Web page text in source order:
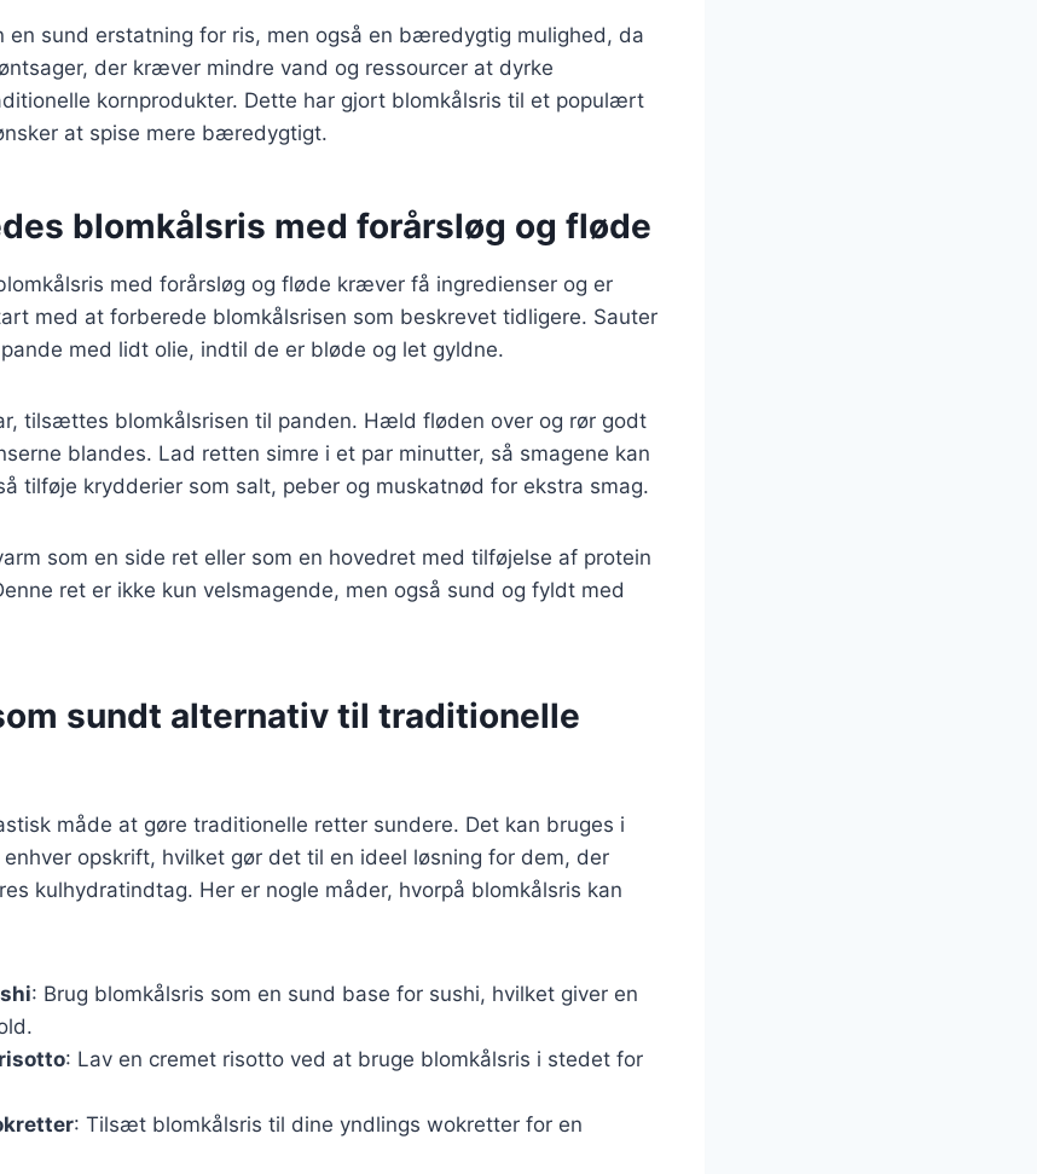
en sund erstatning for ris, men også en bæredygtig mulighed, da
der kræver mindre vand og ressourcer at dyrke
kornprodukter. Dette har gjort blomkålsris til et populært
at spise mere bæredygtigt.
blomkålsris med forårsløg og fløde
med forårsløg og fløde kræver få ingredienser og er
med at forberede blomkålsrisen som beskrevet tidligere. Sauter
med lidt olie, indtil de er bløde og let gyldne.
tilsættes blomkålsrisen til panden. Hæld fløden over og rør godt
blandes. Lad retten simre i et par minutter, så smagene kan
tilføje krydderier som salt, peber og muskatnød for ekstra smag.
som en side ret eller som en hovedret med tilføjelse af protein
ret er ikke kun velsmagende, men også sund og fyldt med
sundt alternativ til traditionelle
måde at gøre traditionelle retter sundere. Det kan bruges i
opskrift, hvilket gør det til en ideel løsning for dem, der
kulhydratindtag. Her er nogle måder, hvorpå blomkålsris kan
: Brug blomkålsris som en sund base for sushi, hvilket giver en
: Lav en cremet risotto ved at bruge blomkålsris i stedet for
: Tilsæt blomkålsris til dine yndlings wokretter for en